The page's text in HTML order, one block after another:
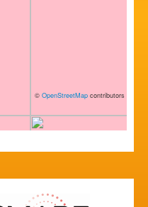
© OpenStreetMap contributors